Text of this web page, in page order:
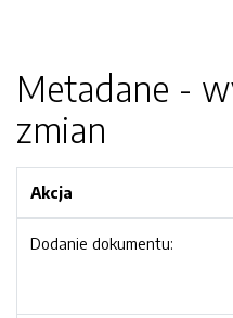
Metadane -
zmian
Akcja
Dodanie dokumentu: